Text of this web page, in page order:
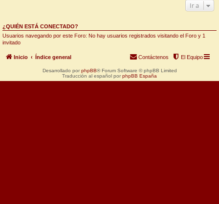
Ir a
¿QUIÉN ESTÁ CONECTADO?
Usuarios navegando por este Foro: No hay usuarios registrados visitando el Foro y 1
invitado
Inicio Índice general El Equipo
Contáctenos
Desarrollado por phpBB® Forum Software © phpBB Limited
Traducción al español por phpBB España